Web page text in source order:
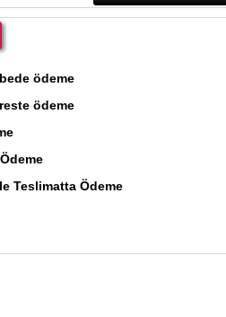
ödeme
ödeme
Teslimatta Ödeme